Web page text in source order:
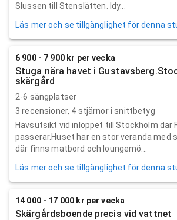
Slussen till Stenslätten. Idy...
Läs mer och se tillgänglighet för denna
6 900 - 7 900 kr per vecka
Stuga nära havet i
skärgård
2-6 sängplatser
3 recensioner, 4 stjärnor i snittbetyg
Havsutsikt vid inloppet till Stockholm där
passerar.Huset har en stor veranda med
där finns matbord och loungemö...
Läs mer och se tillgänglighet för denna
14 000 - 17 000 kr per vecka
Skärgårdsboende precis vid vattnet